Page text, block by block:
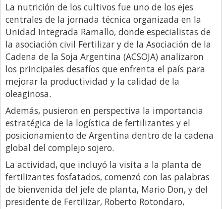
La Opinión del Director
Legales
Libro de Quejas
Medios
Millonarios
Minuto Lanzamiento
Negocios
Opinion
País
Política
Publicidad y Marketing
Real Estate y Propiedades
La nutrición de los cultivos fue uno de los ejes
centrales de la jornada técnica organizada en la
Unidad Integrada Ramallo, donde especialistas de
la asociación civil Fertilizar y de la Asociación de la
Cadena de la Soja Argentina (ACSOJA) analizaron
los principales desafíos que enfrenta el país para
mejorar la productividad y la calidad de la
oleaginosa.
Además, pusieron en perspectiva la importancia
estratégica de la logística de fertilizantes y el
posicionamiento de Argentina dentro de la cadena
global del complejo sojero.
La actividad, que incluyó la visita a la planta de
fertilizantes fosfatados, comenzó con las palabras
de bienvenida del jefe de planta, Mario Don, y del
presidente de Fertilizar, Roberto Rotondaro,